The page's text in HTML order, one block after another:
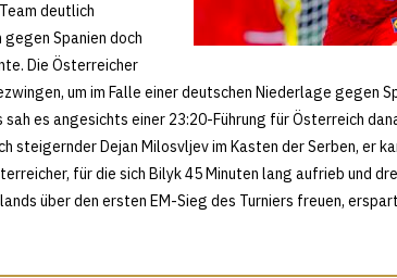
deutlich
Spanien doch
Die Österreicher
um im Falle einer deutschen Niederlage gegen
es angesichts einer 23:20-Führung für Österreich
steigernder Dejan Milosvljev im Kasten der Serben, er
für die sich Bilyk 45 Minuten lang aufrieb und
über den ersten EM-Sieg des Turniers freuen,